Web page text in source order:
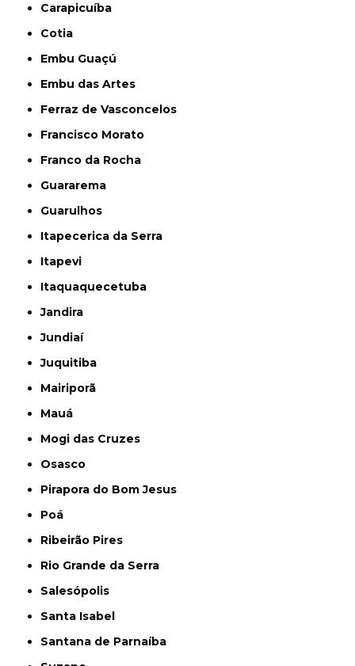
Carapicuíba
Cotia
Embu Guaçú
Embu das Artes
Ferraz de Vasconcelos
Francisco Morato
Franco da Rocha
Guararema
Guarulhos
Itapecerica da Serra
Itapevi
Itaquaquecetuba
Jandira
Jundiaí
Juquitiba
Mairiporã
Mauá
Mogi das Cruzes
Osasco
Pirapora do Bom Jesus
Poá
Ribeirão Pires
Rio Grande da Serra
Salesópolis
Santa Isabel
Santana de Parnaíba